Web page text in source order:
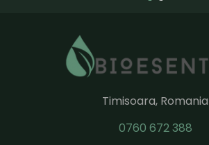
Timisoara, Romania
0760 672 388